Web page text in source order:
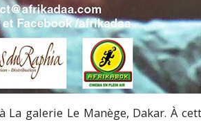
La galerie Le Manège, Dakar. À